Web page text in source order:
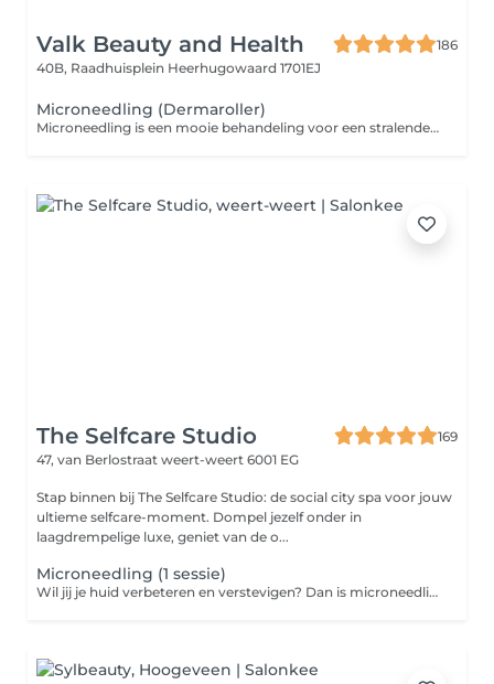
Valk Beauty and Health
186
40B, Raadhuisplein Heerhugowaard 1701EJ
Microneedling (Dermaroller)
Microneedling is een mooie behandeling voor een stralende strakke huid. (acne) littekens verminderen Niet geschikt in de Zomer!
The Selfcare Studio
169
47, van Berlostraat weert-weert 6001 EG
Stap binnen bij The Selfcare Studio: de social city spa voor jouw
ultieme selfcare-moment. Dompel jezelf onder in
laagdrempelige luxe, geniet van de o...
Microneedling (1 sessie)
Wil jij je huid verbeteren en verstevigen? Dan is microneedling de behandeling voor jou. Met minuscule naaldjes worden er kleine beschadigingen in de huid gemaakt. Hierdoor gaat de huid zich vernieuwen en wordt de aanmaak van collageen en elastine gestimuleerd. De voordelen: - Stimuleert huidvernieuwing en de aanmaak van collageen - Verzacht rimpels en pigmentvlekken - Herstelt de vochtbalans: hydratatie en een stralende huid! - Verkleint grove poriën: hierdoor krijg je een fijnere huidtextuur - Zorgt voor een gladde en frisse huid: een zijdezacht gevoel